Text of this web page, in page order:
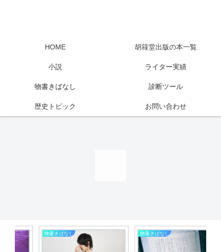
HOME 胡簶堂出版の本一覧
小説 ライター実績
物書きばなし 診断ツール
歴史トピック お問い合わせ
物書きばなし 物書きばなし